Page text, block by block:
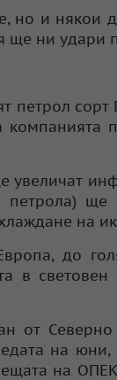
но и някои
ще ни удари
петрол
ще
на
до
в
от
на
на